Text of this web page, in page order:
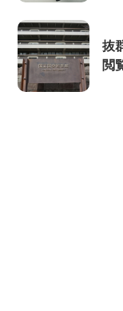
抜
閲